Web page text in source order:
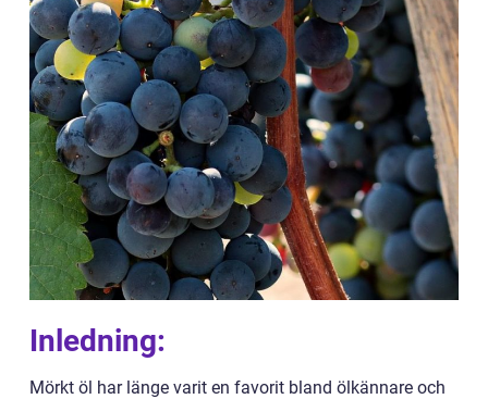
Inledning:
Mörkt öl har länge varit en favorit bland ölkännare och